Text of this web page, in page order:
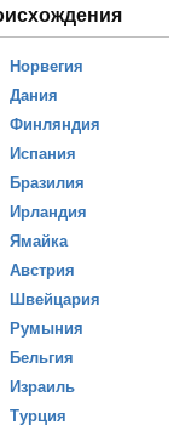
Норвегия
Дания
Финляндия
Испания
Бразилия
Ирландия
Ямайка
Австрия
Швейцария
Румыния
Бельгия
Израиль
Турция